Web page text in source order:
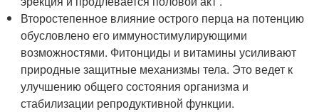
Второстепенное влияние острого перца на потенцию
обусловлено его иммуностимулирующими
возможностями. Фитонциды и витамины усиливают
природные защитные механизмы тела. Это ведет к
улучшению общего состояния организма и
стабилизации репродуктивной функции.